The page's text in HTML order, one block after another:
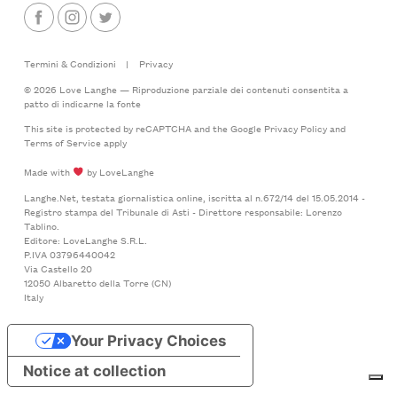
Termini & Condizioni |
Privacy
© 2026 Love Langhe — Riproduzione parziale dei contenuti consentita a
patto di indicarne la fonte
This site is protected by reCAPTCHA and the Google Privacy Policyand
Terms of Serviceapply
Made with
by LoveLanghe
Langhe.Net, testata giornalistica online, iscritta al n.672/14 del 15.05.2014 -
Registro stampa del Tribunale di Asti - Direttore responsabile: Lorenzo
Tablino.
Editore: LoveLanghe S.R.L.
P.IVA 03796440042
Via Castello 20
12050 Albaretto della Torre (CN)
Italy
Notice at collection
Your Privacy Choices